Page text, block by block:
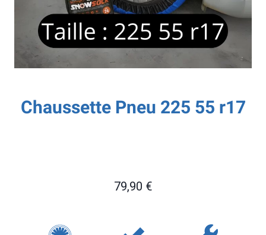
Chaussette Pneu 225 55 r17
79,90 €